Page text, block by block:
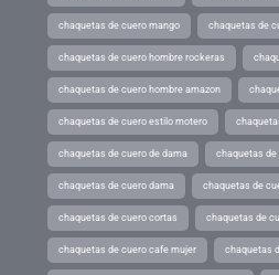
chaquetas de cuero mango chaquetas de
chaquetas de cuero hombre rockeras
chaquetas de cuero hombre amazon
chaquetas de cuero estilo motero
chaquetas de cuero de dama chaquetas de
chaquetas de cuero dama chaquetas de
chaquetas de cuero cortas chaquetas de
chaquetas de cuero cafe mujer chaquetas